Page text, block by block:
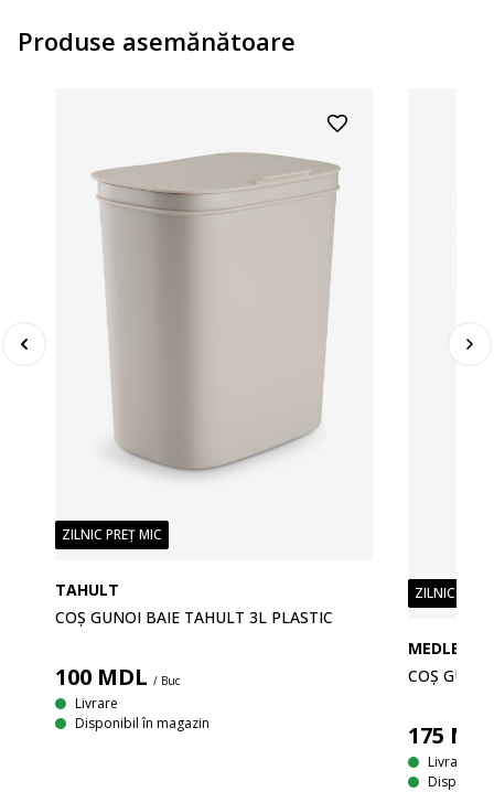
Produse asemănătoare
ZILNIC PREȚ MIC
TAHULT
COȘ GUNOI BAIE TAHULT 3L PLASTIC
100MDL / Buc
Livrare
Disponibil în magazin
ZILNIC PREȚ
MEDLE
COȘ
175
Livrare
Disponibil